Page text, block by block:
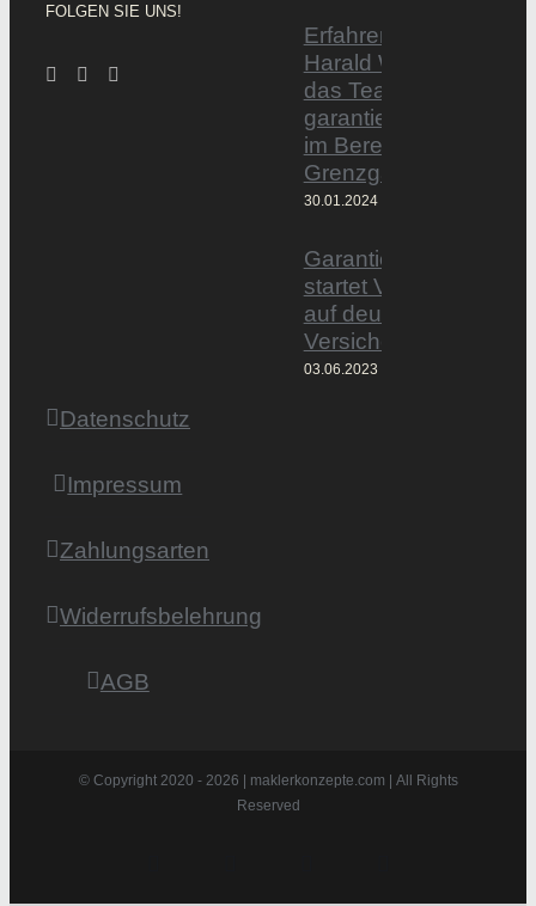
FOLGEN SIE UNS!
Erfahrener Experte
Harald Wesely stärkt
das Team von
garantiertmehrnetto.de
im Bereich
Grenzgänger
30.01.2024
startet
auf deutschem
Versicherungsmarkt
03.06.2023
Datenschutz
Impressum
Zahlungsarten
Widerrufsbelehrung
AGB
© Copyright 2020 - 2026 | maklerkonzepte.com | All Rights
Reserved